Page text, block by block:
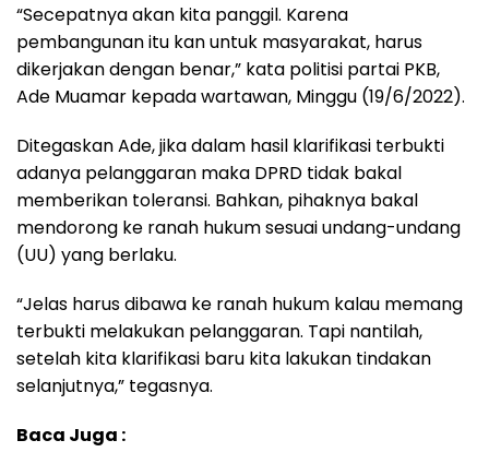
“Secepatnya akan kita panggil. Karena
pembangunan itu kan untuk masyarakat, harus
dikerjakan dengan benar,” kata politisi partai PKB,
Ade Muamar kepada wartawan, Minggu (19/6/2022).
Ditegaskan Ade, jika dalam hasil klarifikasi terbukti
adanya pelanggaran maka DPRD tidak bakal
memberikan toleransi. Bahkan, pihaknya bakal
mendorong ke ranah hukum sesuai undang-undang
(UU) yang berlaku.
“Jelas harus dibawa ke ranah hukum kalau memang
terbukti melakukan pelanggaran. Tapi nantilah,
setelah kita klarifikasi baru kita lakukan tindakan
selanjutnya,” tegasnya.
Baca Juga :